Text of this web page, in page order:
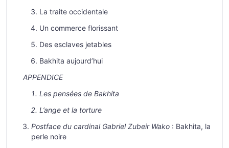
La traite occidentale
Un commerce florissant
Des esclaves jetables
Bakhita aujourd’hui
APPENDICE
Les pensées de Bakhita
L’ange et la torture
Postface du cardinal Gabriel Zubeir Wako : Bakhita, la
perle noire